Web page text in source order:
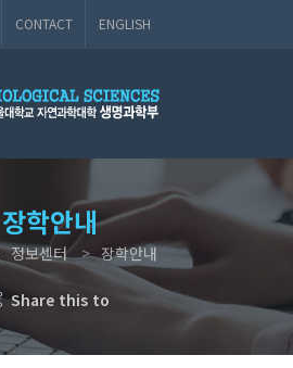
CONTACT ENGLISH
장학안내
정보센터 장학안내
Share this to